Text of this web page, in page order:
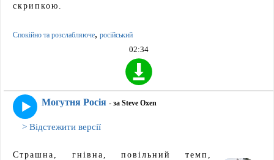
скрипкою.
Спокійно та розслабляюче, російський
02:34
Могутня Росія - за Steve Oxen
> Відстежити версії
Страшна, гнівна, повільний темп,